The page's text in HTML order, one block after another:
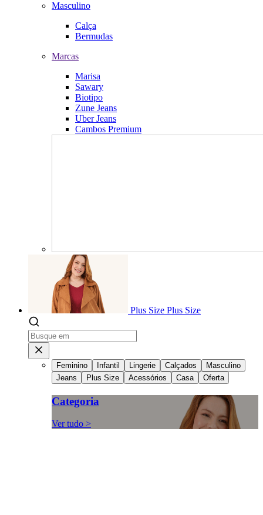
Masculino
Calça
Bermudas
Marcas
Marisa
Sawary
Biotipo
Zune Jeans
Uber Jeans
Cambos Premium
Plus Size Plus Size
Feminino Infantil Lingerie Calçados
Masculino
Jeans
Plus Size Acessórios Casa Oferta
Categoria
Ver tudo >